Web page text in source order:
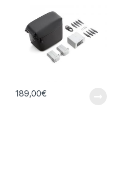
189,00€